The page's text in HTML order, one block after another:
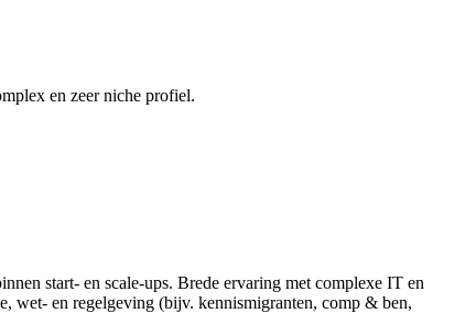
en zeer niche profiel.
start- en scale-ups. Brede ervaring met complexe IT en
wet- en regelgeving (bijv. kennismigranten, comp & ben,